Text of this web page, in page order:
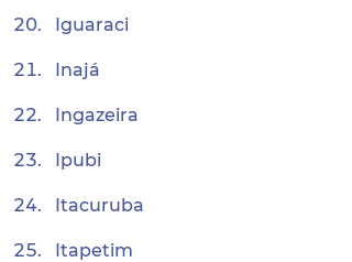
Iguaraci
Inajá
Ingazeira
Ipubi
Itacuruba
Itapetim